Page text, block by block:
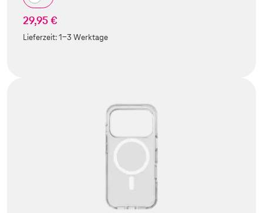
29,95 €
Lieferzeit:1-3 Werktage